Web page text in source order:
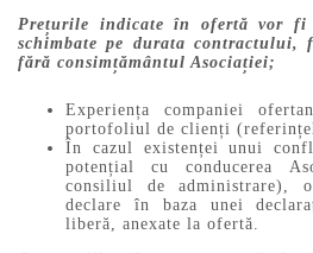
Prețurile indicate în ofertă vor
schimbate pe durata contractului,
fără consimțământul Asociației;
Experiența companiei
portofoliul de clienți
În cazul existenței unui
potențial cu conducerea
consiliul de administrare),
declare în baza unei
liberă, anexate la ofertă.